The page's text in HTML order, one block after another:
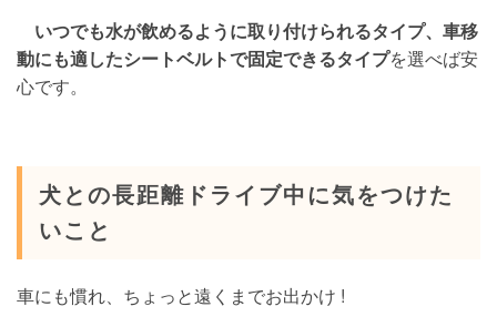
いつでも水が飲めるように取り付けられるタイプ、車移
動にも適したシートベルトで固定できるタイプを選べば安
心です。
犬との長距離ドライブ中に気をつけた
いこと
車にも慣れ、ちょっと遠くまでお出かけ !